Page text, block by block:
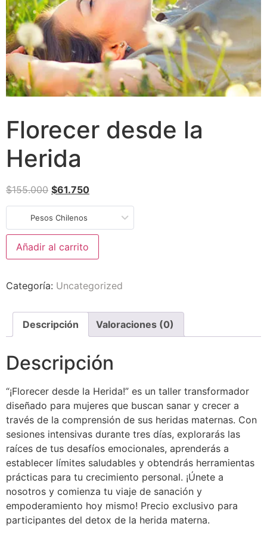
Florecer desde la
Herida
$155.000 $61.750
Pesos Chilenos
Añadir al carrito
Categoría: Uncategorized
Descripción Valoraciones (0)
Descripción
“¡Florecer desde la Herida!” es un taller transformador
diseñado para mujeres que buscan sanar y crecer a
través de la comprensión de sus heridas maternas. Con
sesiones intensivas durante tres días, explorarás las
raíces de tus desafíos emocionales, aprenderás a
establecer límites saludables y obtendrás herramientas
prácticas para tu crecimiento personal. ¡Únete a
nosotros y comienza tu viaje de sanación y
empoderamiento hoy mismo! Precio exclusivo para
participantes del detox de la herida materna.